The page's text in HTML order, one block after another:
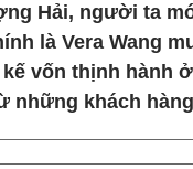
Hải, người ta
là Vera Wang
vốn thịnh hành
những khách